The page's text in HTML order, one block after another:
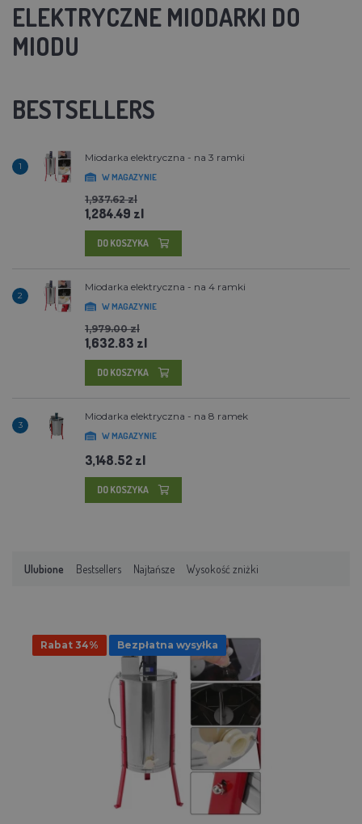
ELEKTRYCZNE MIODARKI DO
MIODU
BESTSELLERS
1
Miodarka elektryczna - na 3 ramki
W MAGAZYNIE
1,937.62 zl
1,284.49 zl
DO KOSZYKA
2
Miodarka elektryczna - na 4 ramki
W MAGAZYNIE
1,979.00 zl
1,632.83 zl
DO KOSZYKA
3
Miodarka elektryczna - na 8 ramek
W MAGAZYNIE
3,148.52 zl
DO KOSZYKA
Ulubione Bestsellers Najtańsze Wysokość zniżki
Rabat 34% Bezpłatna wysyłka